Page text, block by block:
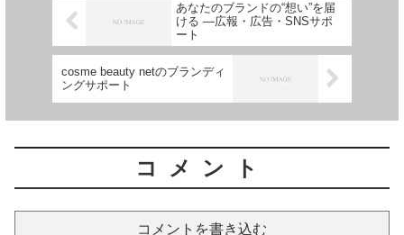
あなたのブランドの“想い”を届
ける ―広報・広告・SNSサポ
ート
cosme beauty netのブランディ
ングサポート
コメント
コメントを書き込む